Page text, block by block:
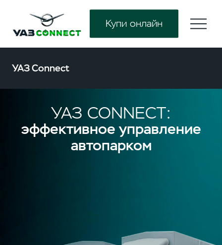
Купи онлайн
УАЗ Connect
УАЗ CONNECT:
эффективноеуправление
автопарком